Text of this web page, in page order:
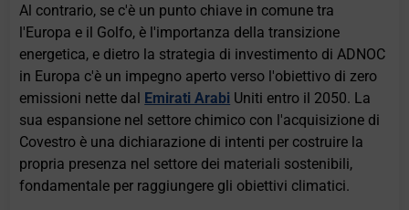
Al contrario, se c'è un punto chiave in comune tra
l'Europa e il Golfo, è l'importanza della transizione
energetica, e dietro la strategia di investimento di ADNOC
in Europa c'è un impegno aperto verso l'obiettivo di zero
emissioni nette dal Emirati Arabi Uniti entro il 2050. La
sua espansione nel settore chimico con l'acquisizione di
Covestro è una dichiarazione di intenti per costruire la
propria presenza nel settore dei materiali sostenibili,
fondamentale per raggiungere gli obiettivi climatici.